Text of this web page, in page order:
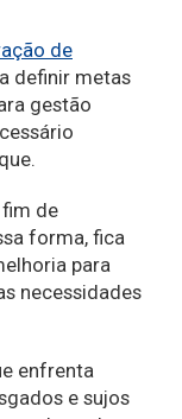
de
definir metas
gestão
de
forma, fica
para
necessidades
enfrenta
e sujos